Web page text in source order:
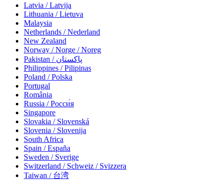
Latvia / Latvija
Lithuania / Lietuva
Malaysia
Netherlands / Nederland
New Zealand
Norway / Norge / Noreg
Pakistan / پاکستان
Philippines / Pilipinas
Poland / Polska
Portugal
România
Russia / Росси́я
Singapore
Slovakia / Slovenská
Slovenia / Slovenija
South Africa
Spain / España
Sweden / Sverige
Switzerland / Schweiz / Svizzera
Taiwan / 台湾